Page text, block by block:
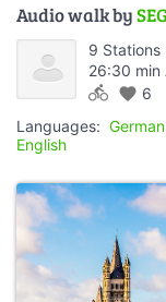
Audio walk by
9 Stations
26:30 min
directions_bike favorite 6
Languages:
English